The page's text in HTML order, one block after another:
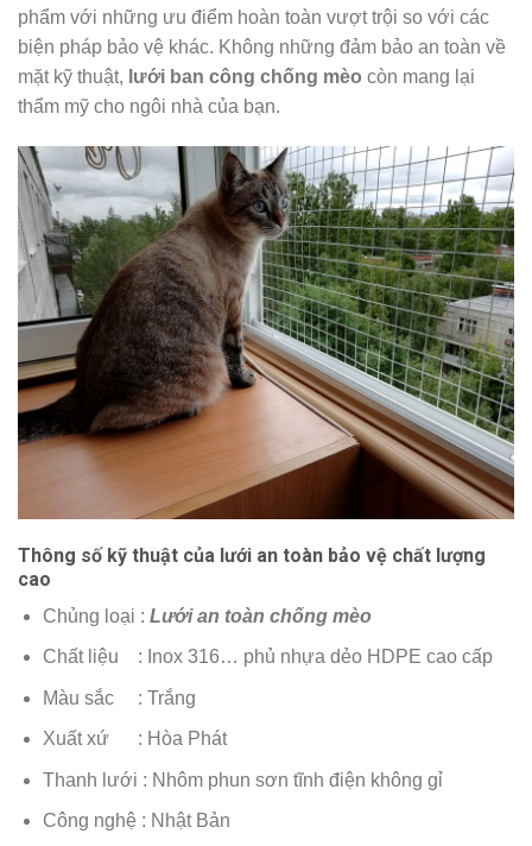
phẩm với những ưu điểm hoàn toàn vượt trội so với các
biện pháp bảo vệ khác. Không những đảm bảo an toàn về
mặt kỹ thuật, lưới ban công chống mèo còn mang lại
thẩm mỹ cho ngôi nhà của bạn.
Thông số kỹ thuật của lưới an toàn bảo vệ chất lượng
cao
Chủng loại : Lưới an toàn chống mèo
Chất liệu : Inox 316… phủ nhựa dẻo HDPE cao cấp
Màu sắc : Trắng
Xuất xứ : Hòa Phát
Thanh lưới : Nhôm phun sơn tĩnh điện không gỉ
Công nghệ : Nhật Bản